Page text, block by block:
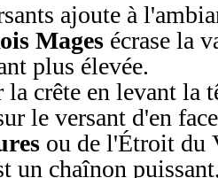
ajoute à
Mages écrase la
plus élevée.
crête en levant la
le versant d'en
ou de l'Étroit du
un chaînon